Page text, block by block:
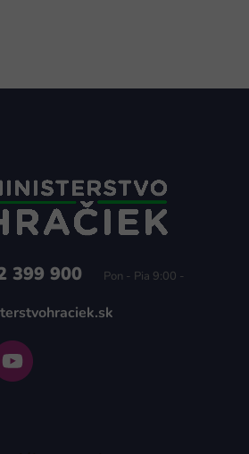
399 900
Pon - Pia 9:00 -